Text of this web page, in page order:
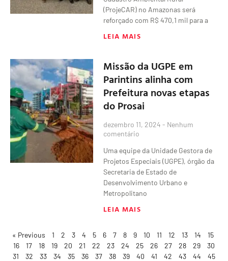
(ProjeCAR) no Amazonas será
reforçado com R$ 470,1 mil para a
LEIA MAIS
Missão da UGPE em
Parintins alinha com
Prefeitura novas etapas
do Prosai
dezembro 11, 2024 Nenhum
comentário
Uma equipe da Unidade Gestora de
Projetos Especiais (UGPE), órgão da
Secretaria de Estado de
Desenvolvimento Urbano e
Metropolitano
LEIA MAIS
« Previous 1 2 3 4 5 6 7 8 9 10 11 12 13 14
15
16
17 18 19 20 21 22 23 24 25 26 27 28 29
30
31
32 33 34 35 36 37 38 39 40 41 42 43 44
45